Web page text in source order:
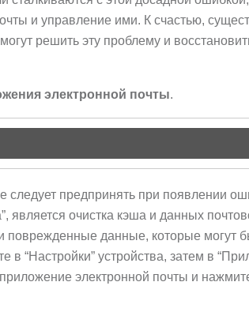
и управление ими. К счастью,
решить эту проблему и
электронной почты
предпринять при появлении
является очистка кэша и данных
данные, которые могут
в “Настройки” устройства, затем в
электронной почты и